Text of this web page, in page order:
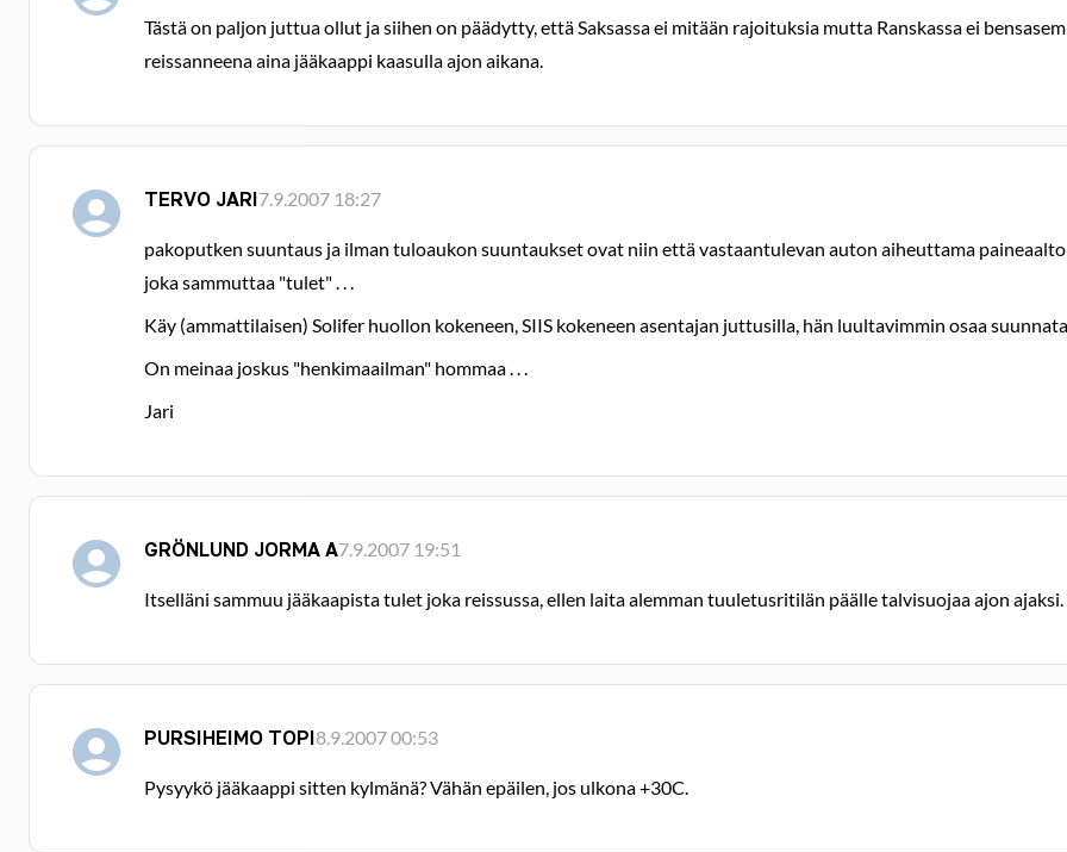
Tästä on paljon juttua ollut ja siihen on päädytty, että Saksassa ei mitään rajoituksia mutta Ranskassa ei
reissanneena aina jääkaappi kaasulla ajon aikana.
TERVO JARI7.9.2007 18:27
pakoputken suuntaus ja ilman tuloaukon suuntaukset ovat niin että vastaantulevan auton aiheuttama
joka sammuttaa "tulet" . . .
Käy (ammattilaisen) Solifer huollon kokeneen, SIIS kokeneen asentajan juttusilla, hän luultavimmin osaa
On meinaa joskus "henkimaailman" hommaa . . .
Jari
GRÖNLUND JORMA A7.9.2007 19:51
Itselläni sammuu jääkaapista tulet joka reissussa, ellen laita alemman tuuletusritilän päälle talvisuojaa ajon ajaksi.
PURSIHEIMO TOPI8.9.2007 00:53
Pysyykö jääkaappi sitten kylmänä? Vähän epäilen, jos ulkona +30C.